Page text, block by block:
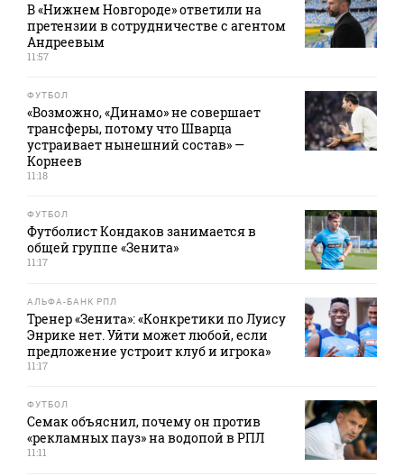
В «Нижнем Новгороде» ответили на
претензии в сотрудничестве с агентом
Андреевым
11:57
ФУТБОЛ
«Возможно, «Динамо» не совершает
трансферы, потому что Шварца
устраивает нынешний состав» —
Корнеев
11:18
ФУТБОЛ
Футболист Кондаков занимается в
общей группе «Зенита»
11:17
АЛЬФА-БАНК РПЛ
Тренер «Зенита»: «Конкретики по Луису
Энрике нет. Уйти может любой, если
предложение устроит клуб и игрока»
11:17
ФУТБОЛ
Семак объяснил, почему он против
«рекламных пауз» на водопой в РПЛ
11:11